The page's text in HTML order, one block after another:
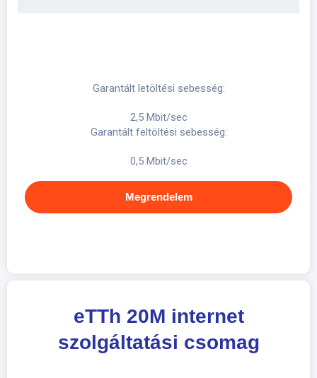
Garantált letöltési sebesség:
2,5 Mbit/sec
Garantált feltöltési sebesség:
0,5 Mbit/sec
Megrendelem
eTTh 20M internet
szolgáltatási csomag